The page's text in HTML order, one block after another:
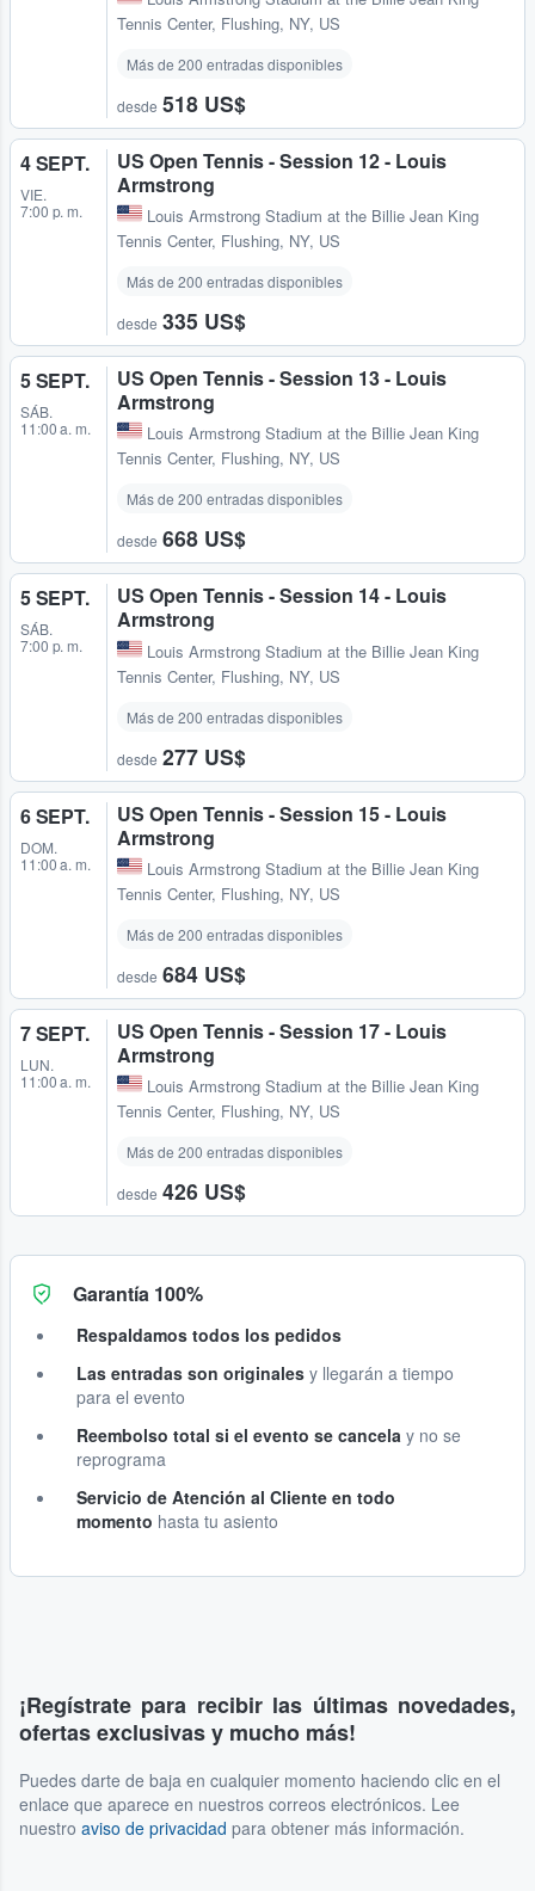
Tennis Center, Flushing, NY, US
Más de 200 entradas disponibles
desde 518 US$
4 SEPT.
VIE.
7:00 p. m.
US Open Tennis - Session 12 - Louis
Armstrong
Louis Armstrong Stadium at the Billie Jean King
Tennis Center, Flushing, NY, US
Más de 200 entradas disponibles
desde 335 US$
5 SEPT.
SÁB.
11:00 a. m.
US Open Tennis - Session 13 - Louis
Armstrong
Louis Armstrong Stadium at the Billie Jean King
Tennis Center, Flushing, NY, US
Más de 200 entradas disponibles
desde 668 US$
5 SEPT.
SÁB.
7:00 p. m.
US Open Tennis - Session 14 - Louis
Armstrong
Louis Armstrong Stadium at the Billie Jean King
Tennis Center, Flushing, NY, US
Más de 200 entradas disponibles
desde 277 US$
6 SEPT.
DOM.
11:00 a. m.
US Open Tennis - Session 15 - Louis
Armstrong
Louis Armstrong Stadium at the Billie Jean King
Tennis Center, Flushing, NY, US
Más de 200 entradas disponibles
desde 684 US$
7 SEPT.
LUN.
11:00 a. m.
US Open Tennis - Session 17 - Louis
Armstrong
Louis Armstrong Stadium at the Billie Jean King
Tennis Center, Flushing, NY, US
Más de 200 entradas disponibles
desde 426 US$
Garantía 100%
Respaldamos todos los pedidos
Las entradas son originales y llegarán a tiempo
para el evento
Reembolso total si el evento se cancela y no se
reprograma
Servicio de Atención al Cliente en todo
momento hasta tu asiento
¡Regístrate para recibir las últimas novedades,
ofertas exclusivas y mucho más!
Puedes darte de baja en cualquier momento haciendo clic en el
enlace que aparece en nuestros correos electrónicos. Lee
nuestro aviso de privacidad para obtener más información.